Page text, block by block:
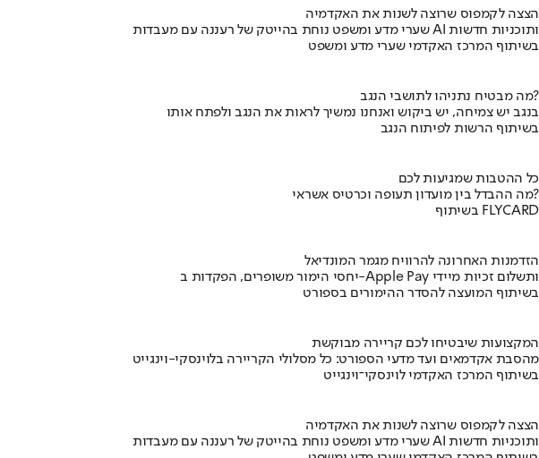
הצצה לקמפוס שרוצה לשנות את האקדמיה
שערי מדע ומשפט נוחת בהייטק של רעננה עם מעבדות AI ותוכניות חדשות
בשיתוף המרכז האקדמי שערי מדע ומשפט
מה מבטיח נתניהו לתושבי הנגב?
בנגב יש צמיחה, יש ביקוש ואנחנו נמשיך לראות את הנגב ולפתח אותו
בשיתוף הרשות לפיתוח הנגב
כל ההטבות שמגיעות לכם
מה ההבדל בין מועדון תעופה וכרטיס אשראי?
בשיתוף FLYCARD
הזדמנות האחרונה להרוויח מגמר המונדיאל
יחסי הימור משופרים, הפקדות ב-Apple Pay ותשלום זכיות מיידי
בשיתוף המועצה להסדר ההימורים בספורט
המקצועות שיבטיחו לכם קריירה מבוקשת
מהסבת אקדמאים ועד מדעי הספורט: כל מסלולי הקריירה בלוינסקי-וינגייט
בשיתוף המרכז האקדמי לוינסקי־וינגייט
הצצה לקמפוס שרוצה לשנות את האקדמיה
שערי מדע ומשפט נוחת בהייטק של רעננה עם מעבדות AI ותוכניות חדשות